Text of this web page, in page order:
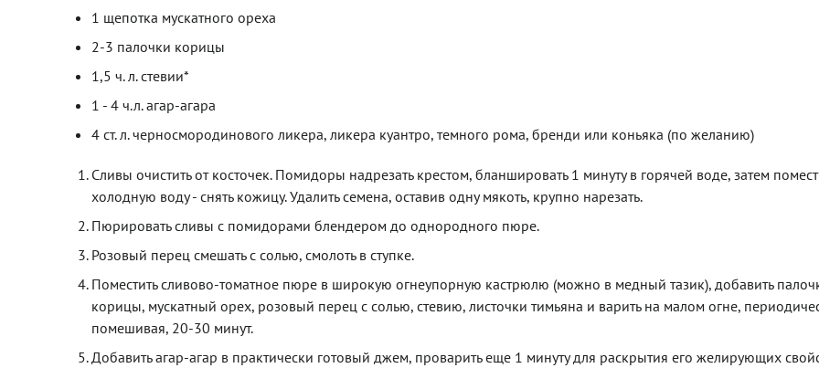
1 щепотка мускатного ореха
2-3 палочки корицы
1,5 ч. л. стевии*
1 - 4 ч.л. агар-агара
4 ст. л. черносмородинового ликера, ликера куантро, темного рома, бренди или коньяка (по желанию)
Сливы очистить от косточек. Помидоры надрезать крестом, бланшировать 1 минуту в горячей воде, затем
холодную воду - снять кожицу. Удалить семена, оставив одну мякоть, крупно нарезать.
Пюрировать сливы с помидорами блендером до однородного пюре.
Розовый перец смешать с солью, смолоть в ступке.
Поместить сливово-томатное пюре в широкую огнеупорную кастрюлю (можно в медный тазик), добавить
корицы, мускатный орех, розовый перец с солью, стевию, листочки тимьяна и варить на малом огне,
помешивая, 20-30 минут.
Добавить агар-агар в практически готовый джем, проварить еще 1 минуту для раскрытия его желирующих